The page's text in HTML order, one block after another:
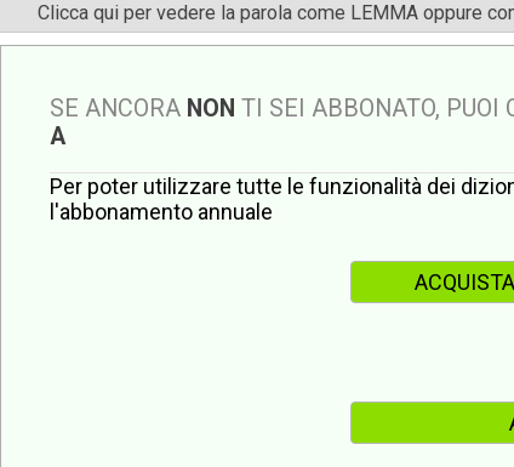
Clicca qui per vedere la parola come LEMMA oppure
SE ANCORA NON TI SEI ABBONATO, PUOI
A
Per poter utilizzare tutte le funzionalità dei
l'abbonamento annuale